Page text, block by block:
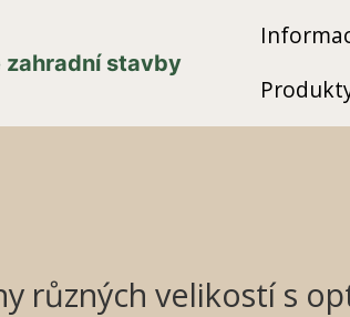
zahradní stavby
různých velikostí s